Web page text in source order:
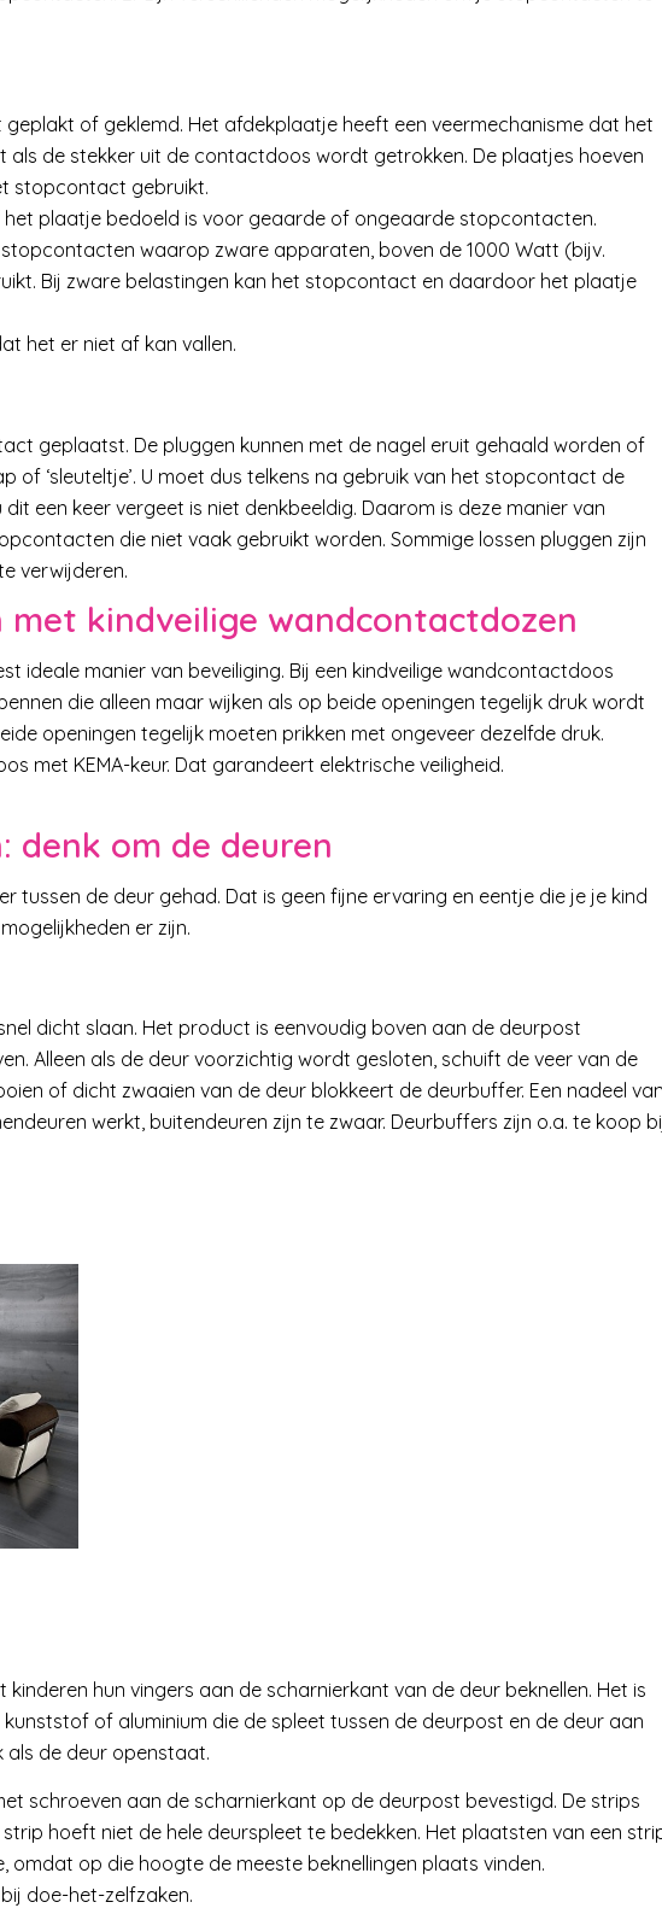
of geklemd. Het afdekplaatje heeft een veermechanisme dat het
de stekker uit de contactdoos wordt getrokken. De plaatjes hoeven
stopcontact gebruikt.
het plaatje bedoeld is voor geaarde of ongeaarde stopcontacten.
waarop zware apparaten, boven de 1000 Watt (bijv.
Bij zware belastingen kan het stopcontact en daardoor het plaatje
het er niet af kan vallen.
geplaatst. De pluggen kunnen met de nagel eruit gehaald worden of
of ‘sleuteltje’. U moet dus telkens na gebruik van het stopcontact de
een keer vergeet is niet denkbeeldig. Daarom is deze manier van
die niet vaak gebruikt worden. Sommige lossen pluggen zijn
verwijderen.
met kindveilige wandcontactdozen
ideale manier van beveiliging. Bij een kindveilige wandcontactdoos
die alleen maar wijken als op beide openingen tegelijk druk wordt
openingen tegelijk moeten prikken met ongeveer dezelfde druk.
met KEMA-keur. Dat garandeert elektrische veiligheid.
denk om de deuren
tussen de deur gehad. Dat is geen fijne ervaring en eentje die je je kind
er zijn.
dicht slaan. Het product is eenvoudig boven aan de deurpost
Alleen als de deur voorzichtig wordt gesloten, schuift de veer van de
of dicht zwaaien van de deur blokkeert de deurbuffer. Een nadeel
werkt, buitendeuren zijn te zwaar. Deurbuffers zijn o.a. te koop
hun vingers aan de scharnierkant van de deur beknellen. Het is
of aluminium die de spleet tussen de deurpost en de deur aan
als de deur openstaat.
schroeven aan de scharnierkant op de deurpost bevestigd. De strips
hoeft niet de hele deurspleet te bedekken. Het plaatsten van een
omdat op die hoogte de meeste beknellingen plaats vinden.
doe-het-zelfzaken.